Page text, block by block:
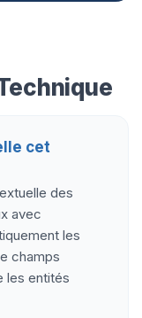
cet
des
avec
les
champs
les entités